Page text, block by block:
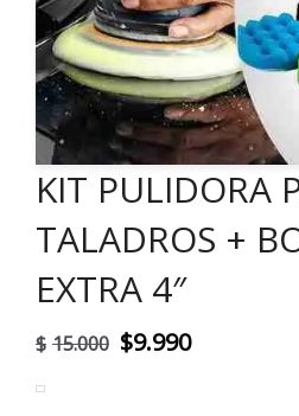
KIT PULIDORA
TALADROS +
EXTRA 4″
$ 15.000 El
$9.990El